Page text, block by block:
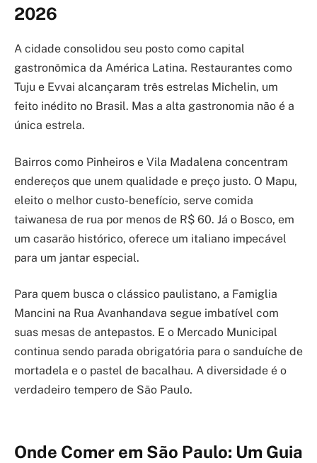
2026
A cidade consolidou seu posto como capital
gastronômica da América Latina. Restaurantes como
Tuju e Evvai alcançaram três estrelas Michelin, um
feito inédito no Brasil. Mas a alta gastronomia não é a
única estrela.
Bairros como Pinheiros e Vila Madalena concentram
endereços que unem qualidade e preço justo. O Mapu,
eleito o melhor custo-benefício, serve comida
taiwanesa de rua por menos de R$ 60. Já o Bosco, em
um casarão histórico, oferece um italiano impecável
para um jantar especial.
Para quem busca o clássico paulistano, a Famiglia
Mancini na Rua Avanhandava segue imbatível com
suas mesas de antepastos. E o Mercado Municipal
continua sendo parada obrigatória para o sanduíche de
mortadela e o pastel de bacalhau. A diversidade é o
verdadeiro tempero de São Paulo.
Onde Comer em São Paulo: Um Guia